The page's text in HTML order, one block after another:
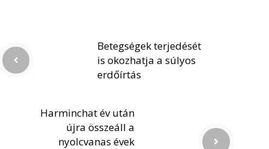
Betegségek terjedését
is okozhatja a súlyos
erdőírtás
Harminchat év után
újra összeáll a
nyolcvanas évek